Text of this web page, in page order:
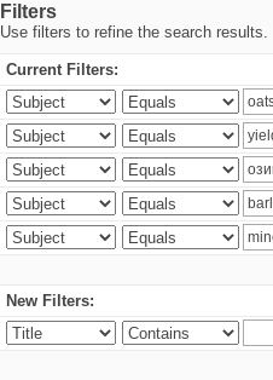
Filters
Use filters to refine the search results.
Current Filters:
New Filters: